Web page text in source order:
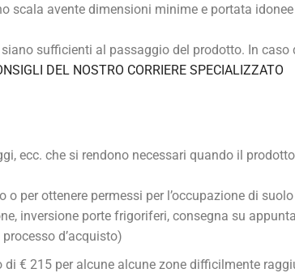
scala avente dimensioni minime e portata
sufficienti al passaggio del prodotto. In
DEL NOSTRO CORRIERE SPECIALIZZATO
ecc. che si rendono necessari quando il
per ottenere permessi per l’occupazione di
inversione porte frigoriferi, consegna su
d’acquisto)
€ 215 per alcune alcune zone difficilmente